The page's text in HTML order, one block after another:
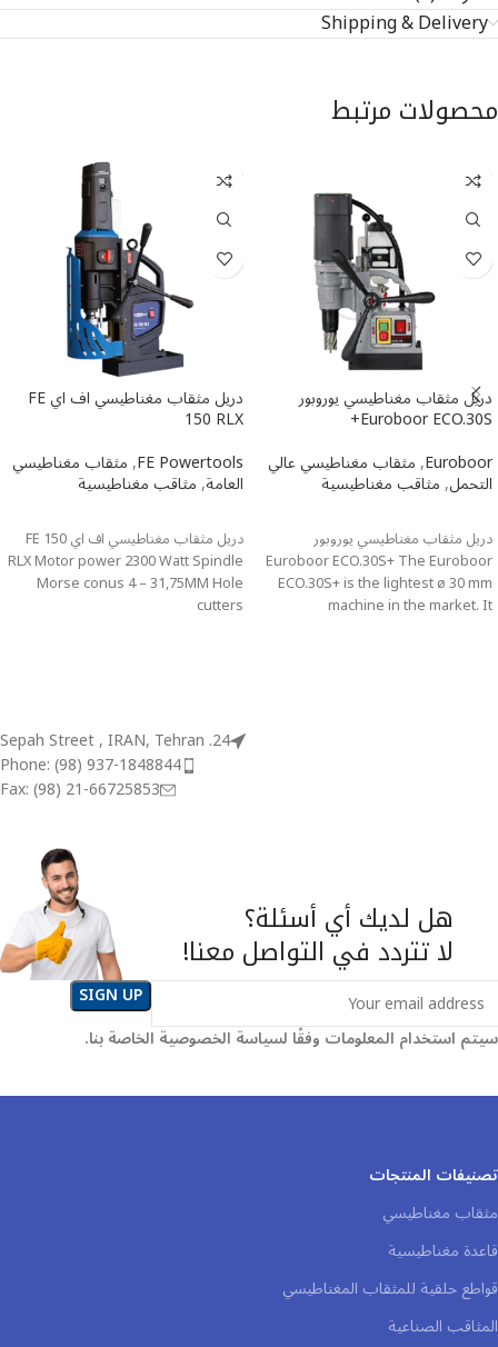
Shipping & Delivery
محصولات مرتبط
دريل مثقاب مغناطيسي یوروبور
Euroboor ECO.30S+
Euroboor
,مثقاب مغناطيسي عالي
التحمل,مثاقب مغناطيسية
دريل مثقاب مغناطيسي یوروبور
Euroboor ECO.30S+ The Euroboor
ECO.30S+ is the lightest ø 30 mm
machine in the market. It
دريل مثقاب مغناطيسي اف اي FE
150 RLX
FE Powertools
,مثقاب مغناطيسي
العامة,مثاقب مغناطيسية
دريل مثقاب مغناطيسي اف اي FE 150
RLX Motor power 2300 Watt Spindle
Morse conus 4 – 31,75MM Hole
cutters
24. Sepah Street , IRAN, Tehran
Phone: (98) 937-1848844
Fax: (98) 21-66725853
هل لديك أي أسئلة؟
لا تتردد في التواصل معنا!
سيتم استخدام المعلومات وفقًا لسياسة الخصوصية الخاصة بنا.
تصنيفات المنتجات
مثقاب مغناطيسي
قاعدة مغناطيسية
قواطع حلقية للمثقاب المغناطيسي
المثاقب الصناعية